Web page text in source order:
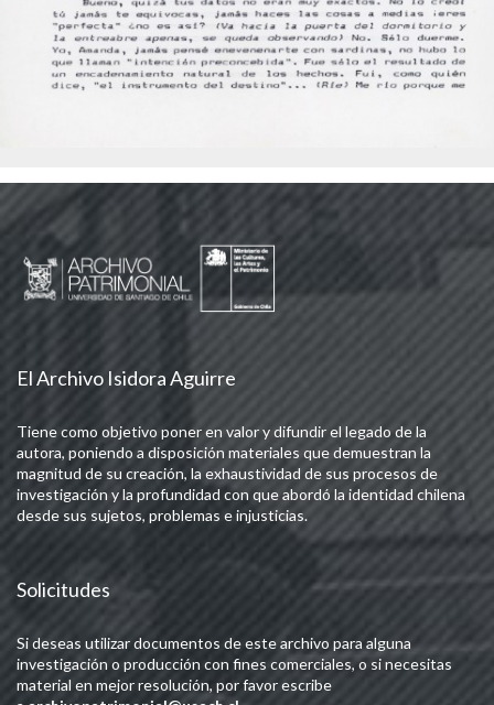
El Archivo Isidora Aguirre
Tiene como objetivo poner en valor y difundir el legado de la
autora, poniendo a disposición materiales que demuestran la
magnitud de su creación, la exhaustividad de sus procesos de
investigación y la profundidad con que abordó la identidad chilena
desde sus sujetos, problemas e injusticias.
Solicitudes
Si deseas utilizar documentos de este archivo para alguna
investigación o producción con fines comerciales, o si necesitas
material en mejor resolución, por favor escribe